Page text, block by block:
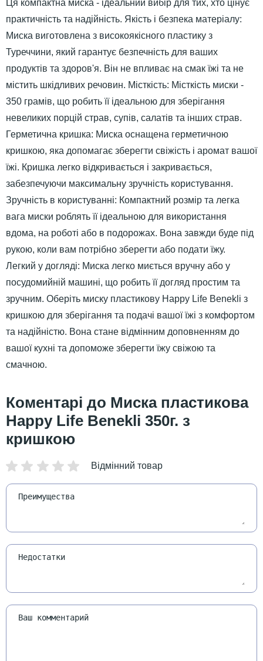
Ця компактна миска - ідеальний вибір для тих, хто цінує
практичність та надійність. Якість і безпека матеріалу:
Миска виготовлена з високоякісного пластику з
Туреччини, який гарантує безпечність для ваших
продуктів та здоров'я. Він не впливає на смак їжі та не
містить шкідливих речовин. Місткість: Місткість миски -
350 грамів, що робить її ідеальною для зберігання
невеликих порцій страв, супів, салатів та інших страв.
Герметична кришка: Миска оснащена герметичною
кришкою, яка допомагає зберегти свіжість і аромат вашої
їжі. Кришка легко відкривається і закривається,
забезпечуючи максимальну зручність користування.
Зручність в користуванні: Компактний розмір та легка
вага миски роблять її ідеальною для використання
вдома, на роботі або в подорожах. Вона завжди буде під
рукою, коли вам потрібно зберегти або подати їжу.
Легкий у догляді: Миска легко миється вручну або у
посудомийній машині, що робить її догляд простим та
зручним. Оберіть миску пластикову Happy Life Benekli з
кришкою для зберігання та подачі вашої їжі з комфортом
та надійністю. Вона стане відмінним доповненням до
вашої кухні та допоможе зберегти їжу свіжою та
смачною.
Миска пластикова
Happy Life Benekli 350г. з
кришкою